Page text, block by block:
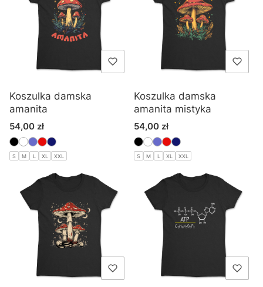
Koszulka damska
amanita
Cena
54,00 zł
S M L XL XXL
Koszulka damska
amanita mistyka
Cena
54,00 zł
S M L XL XXL